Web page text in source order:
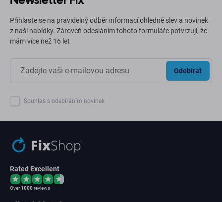
Přihlaste se na pravidelný odběr informací ohledně slev a novinek
z naší nabídky. Zároveň odesláním tohoto formuláře potvrzuji, že
mám více než 16 let
Odebírat
Souhlas s odebíráním novinek
Rated Excellent
Over1000reviews